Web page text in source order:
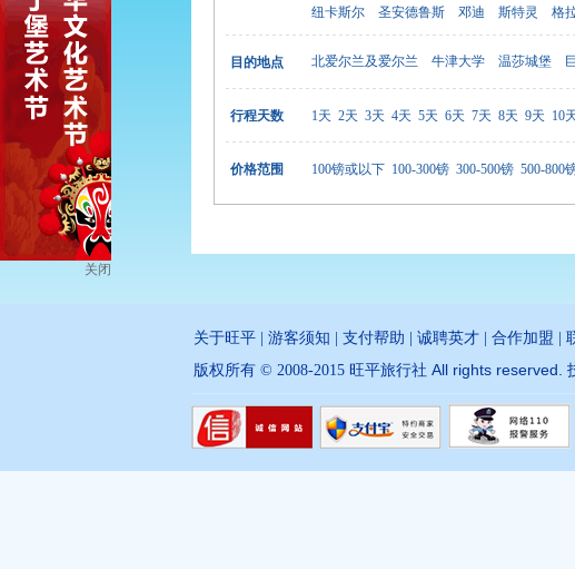
纽卡斯尔
圣安德鲁斯 邓迪 斯特灵 格
目的地点 北爱尔兰及爱尔兰 牛津大学 温莎城堡
行程天数 1天 2天 3天 4天 5天 6天 7天 8天 9天 10
价格范围 100镑或以下 100-300镑 300-500镑 500-800
关于旺平 游客须知 支付帮助 诚聘英才 合作加盟
版权所有 © 2008-2015 旺平旅行社 All rights reserved.
关闭